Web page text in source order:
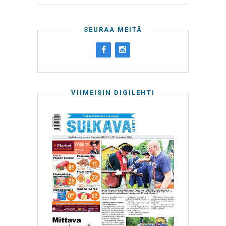
SEURAA MEITÄ
VIIMEISIN DIGILEHTI